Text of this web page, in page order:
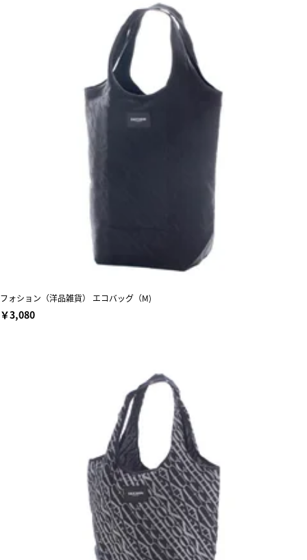
フォション（洋品雑貨） エコバッグ（M)
￥3,080